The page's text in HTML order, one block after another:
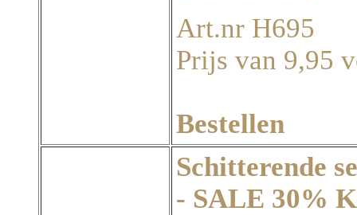
Art.nr H695
Prijs van 9,95
Bestellen
Schitterende
- SALE 30%